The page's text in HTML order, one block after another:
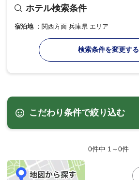
ホテル検索条件
宿泊地 関西方面 兵庫県 エリア
検索条件を変更する
こだわり条件で絞り込む
0件中 1～0件